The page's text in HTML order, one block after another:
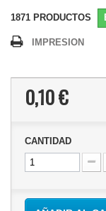
1871 PRODUCTOS
IMPRESION
0,10 €
CANTIDAD